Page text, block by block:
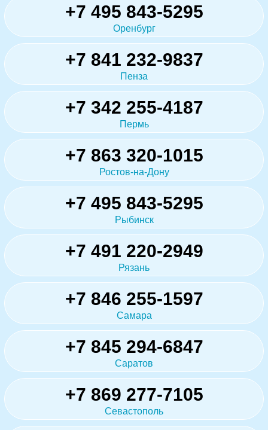
+7 495 843-5295
Оренбург
+7 841 232-9837
Пенза
+7 342 255-4187
Пермь
+7 863 320-1015
Ростов-на-Дону
+7 495 843-5295
Рыбинск
+7 491 220-2949
Рязань
+7 846 255-1597
Самара
+7 845 294-6847
Саратов
+7 869 277-7105
Севастополь